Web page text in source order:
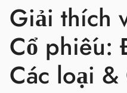
Giải thích
Cổ phiếu:
Các loại